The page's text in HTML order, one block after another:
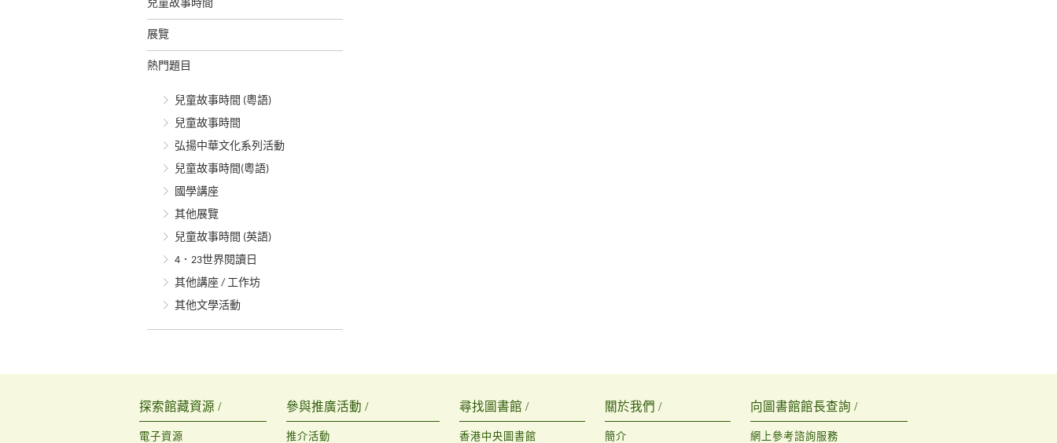
兒童故事時間
展覽
熱門題目
兒童故事時間 (粵語)
兒童故事時間
弘揚中華文化系列活動
兒童故事時間(粵語)
國學講座
其他展覽
兒童故事時間 (英語)
4．23世界閱讀日
其他講座 / 工作坊
其他文學活動
探索館藏資源 /
電子資源
參與推廣活動 /
推介活動
尋找圖書館 /
香港中央圖書館
關於我們 /
簡介
向圖書館館長查詢 /
網上參考諮詢服務